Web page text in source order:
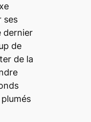
ses
dernier
de
de la